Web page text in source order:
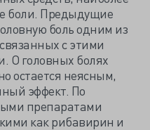
боли. Предыдущие
боль одним из
с этими
О головных болях
остается неясным,
эффект. По
препаратами
как рибавирин и